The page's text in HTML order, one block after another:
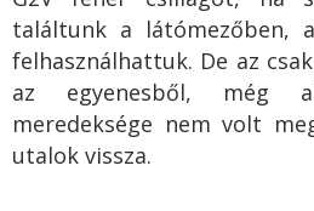
találtunk a látómezőben,
felhasználhattuk. De az
az egyenesből, még
meredeksége nem volt
utalok vissza.